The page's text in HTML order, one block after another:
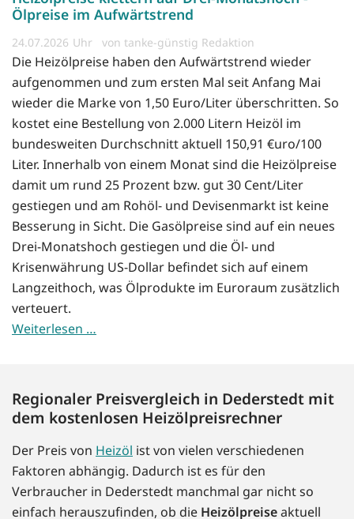
Ölpreise im Aufwärtstrend
24.07.2026 von tanke-günstig Redaktion
Die Heizölpreise haben den Aufwärtstrend wieder
aufgenommen und zum ersten Mal seit Anfang Mai
wieder die Marke von 1,50 Euro/Liter überschritten. So
kostet eine Bestellung von 2.000 Litern Heizöl im
bundesweiten Durchschnitt aktuell 150,91 €uro/100
Liter. Innerhalb von einem Monat sind die Heizölpreise
damit um rund 25 Prozent bzw. gut 30 Cent/Liter
gestiegen und am Rohöl- und Devisenmarkt ist keine
Besserung in Sicht. Die Gasölpreise sind auf ein neues
Drei-Monatshoch gestiegen und die Öl- und
Krisenwährung US-Dollar befindet sich auf einem
Langzeithoch, was Ölprodukte im Euroraum zusätzlich
verteuert.
Weiterlesen …
Regionaler Preisvergleich in Dederstedt mit
dem kostenlosen Heizölpreisrechner
Der Preis von Heizöl ist von vielen verschiedenen
Faktoren abhängig. Dadurch ist es für den
Verbraucher in Dederstedt manchmal gar nicht so
einfach herauszufinden, ob die Heizölpreiseaktuell